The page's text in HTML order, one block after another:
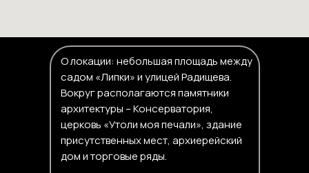
О локации: небольшая площадь между
садом «Липки» и улицей Радищева.
Вокруг располагаются памятники
архитектуры – Консерватория,
церковь «Утоли моя печали», здание
присутственных мест, архиерейский
дом и торговые ряды.